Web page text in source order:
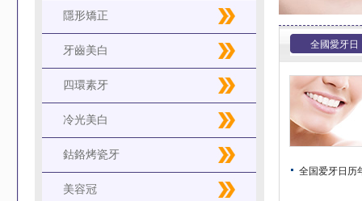
隱形矯正
牙齒美白
四環素牙
冷光美白
鈷鉻烤瓷牙
美容冠
全國愛牙日
全国爱牙日历